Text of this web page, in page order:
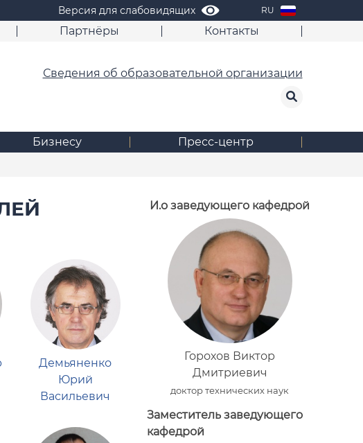
Версия для слабовидящих RU
Партнёры Контакты
Сведения об образовательной организации
Бизнесу Пресс-центр
И.о заведующего кафедрой
Горохов Виктор
Дмитриевич
доктор технических наук
Заместитель заведующего
кафедрой
Демьяненко
Юрий
Васильевич